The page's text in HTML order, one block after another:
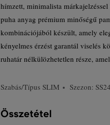
hímzett, minimalista
puha anyag prémium minőségű
kombinációjából készült, amely
kényelmes érzést garantál viselés
ruhatár nélkülözhetetlen része,
Szabás/Típus SLIM Szezon: SS24
Összetétel